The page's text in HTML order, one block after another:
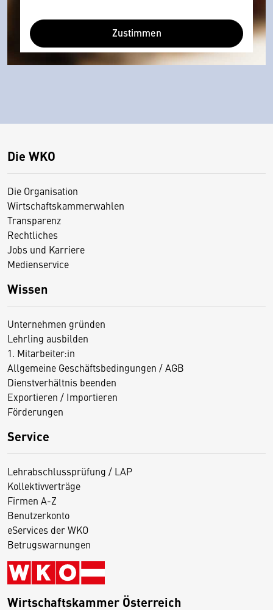
Zustimmen
Die WKO
Die Organisation
Wirtschaftskammerwahlen
Transparenz
Rechtliches
Jobs und Karriere
Medienservice
Wissen
Unternehmen gründen
Lehrling ausbilden
1. Mitarbeiter:in
Allgemeine Geschäftsbedingungen / AGB
Dienstverhältnis beenden
Exportieren / Importieren
Förderungen
Service
Lehrabschlussprüfung / LAP
Kollektivverträge
Firmen A-Z
Benutzerkonto
eServices der WKO
Betrugswarnungen
Wirtschaftskammer Österreich